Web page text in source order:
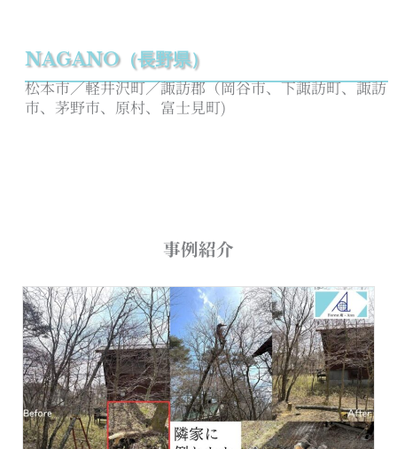
NAGANO（長野県）
松本市／軽井沢町／諏訪郡（岡谷市、下諏訪町、諏訪
市、茅野市、原村、富士見町)
事例紹介